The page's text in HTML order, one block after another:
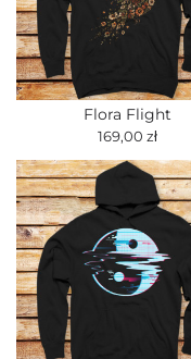
Flora Flight
169,00 zł